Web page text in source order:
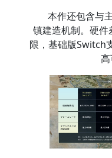
本作还包含与
镇建造机制。硬
限，基础版Switch
高